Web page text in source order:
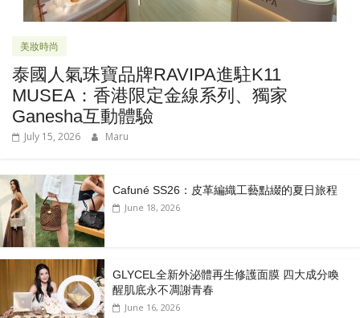
美妝時尚
泰國人氣珠寶品牌RAVIPA進駐K11
MUSEA：香港限定金線系列、獨家
Ganesha互動體驗
July 15, 2026 Maru
Cafuné SS26：皮革編織工藝點綴的夏日旅程
June 18, 2026
GLYCEL全新外泌體再生修護面膜 四大成分喚
醒肌底永不凋謝青春
June 16, 2026